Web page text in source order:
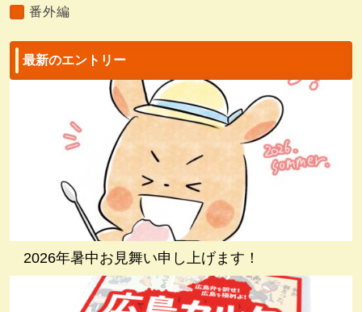
番外編
最新のエントリー
2026年暑中お見舞い申し上げます！